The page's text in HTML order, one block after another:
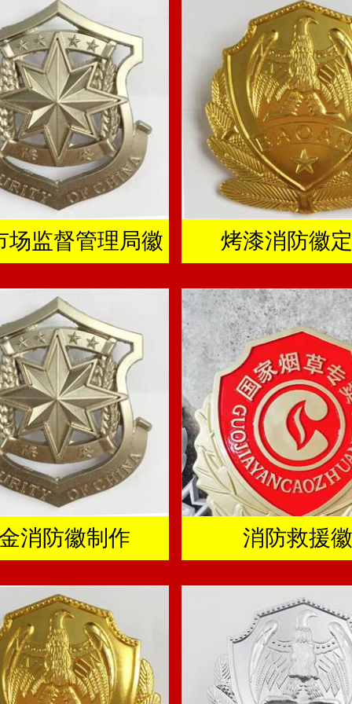
场监督管理局徽 烤漆消防徽
消防徽制作 消防救援徽